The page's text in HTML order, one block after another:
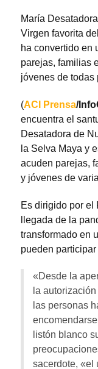
María
Virgen favorita
ha convertido en
parejas, familias
jóvenes de todas
(ACI Prensa/
encuentra el
Desatadora de
la Selva Maya y
acuden parejas,
y jóvenes de
Es dirigido por el
llegada de la
transformado en
pueden
«Desde la
la
las personas
listón blanco
sacerdote, «el